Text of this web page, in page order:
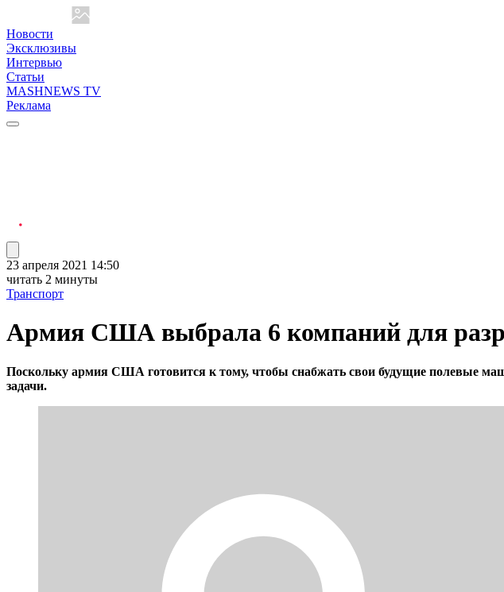
Новости
Эксклюзивы
Интервью
Статьи
MASHNEWS TV
Реклама
23 апреля 2021 14:50
читать 2 минуты
Транспорт
Армия США выбрала 6 компаний для
Поскольку армия США готовится к тому, чтобы снабжать свои будущие полевые
задачи.